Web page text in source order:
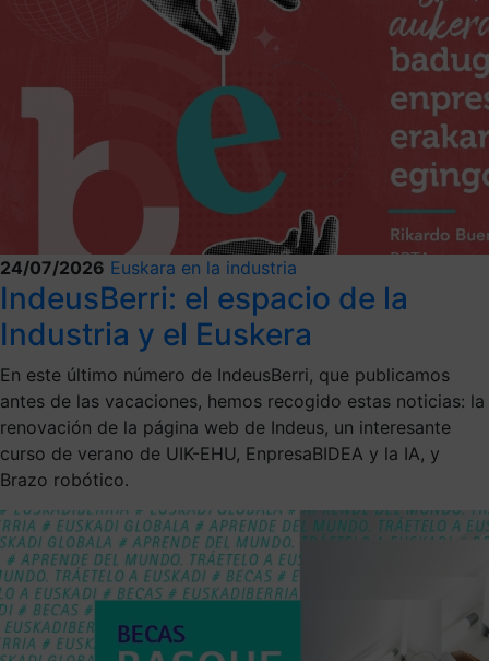
24/07/2026 Euskara en la industria
IndeusBerri: el espacio de la
Industria y el Euskera
En este último número de IndeusBerri, que publicamos
antes de las vacaciones, hemos recogido estas noticias: la
renovación de la página web de Indeus, un interesante
curso de verano de UIK-EHU, EnpresaBIDEA y la IA, y
Brazo robótico.